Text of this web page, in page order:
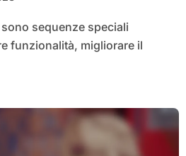
funzionalità, migliorare il